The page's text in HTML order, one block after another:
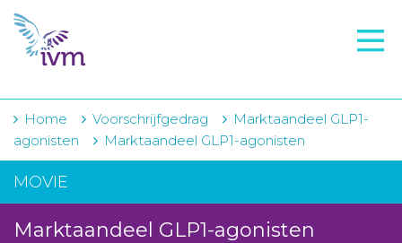
VMI
FTO voorbereiding
IVM-academie
Zorginstellingen
Voorschrijfgedrag
Projecten
Home Voorschrijfgedrag
Marktaandeel GLP1-
agonisten
Marktaandeel GLP1-agonisten
MOVIE
Marktaandeel GLP1-agonisten